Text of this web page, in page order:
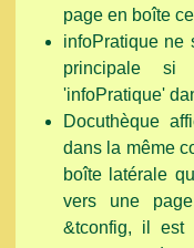
page en boîte
infoPratique ne
principale si
'infoPratique'
Docuthèque
dans la même
boîte latérale
vers une
&tconfig, il est